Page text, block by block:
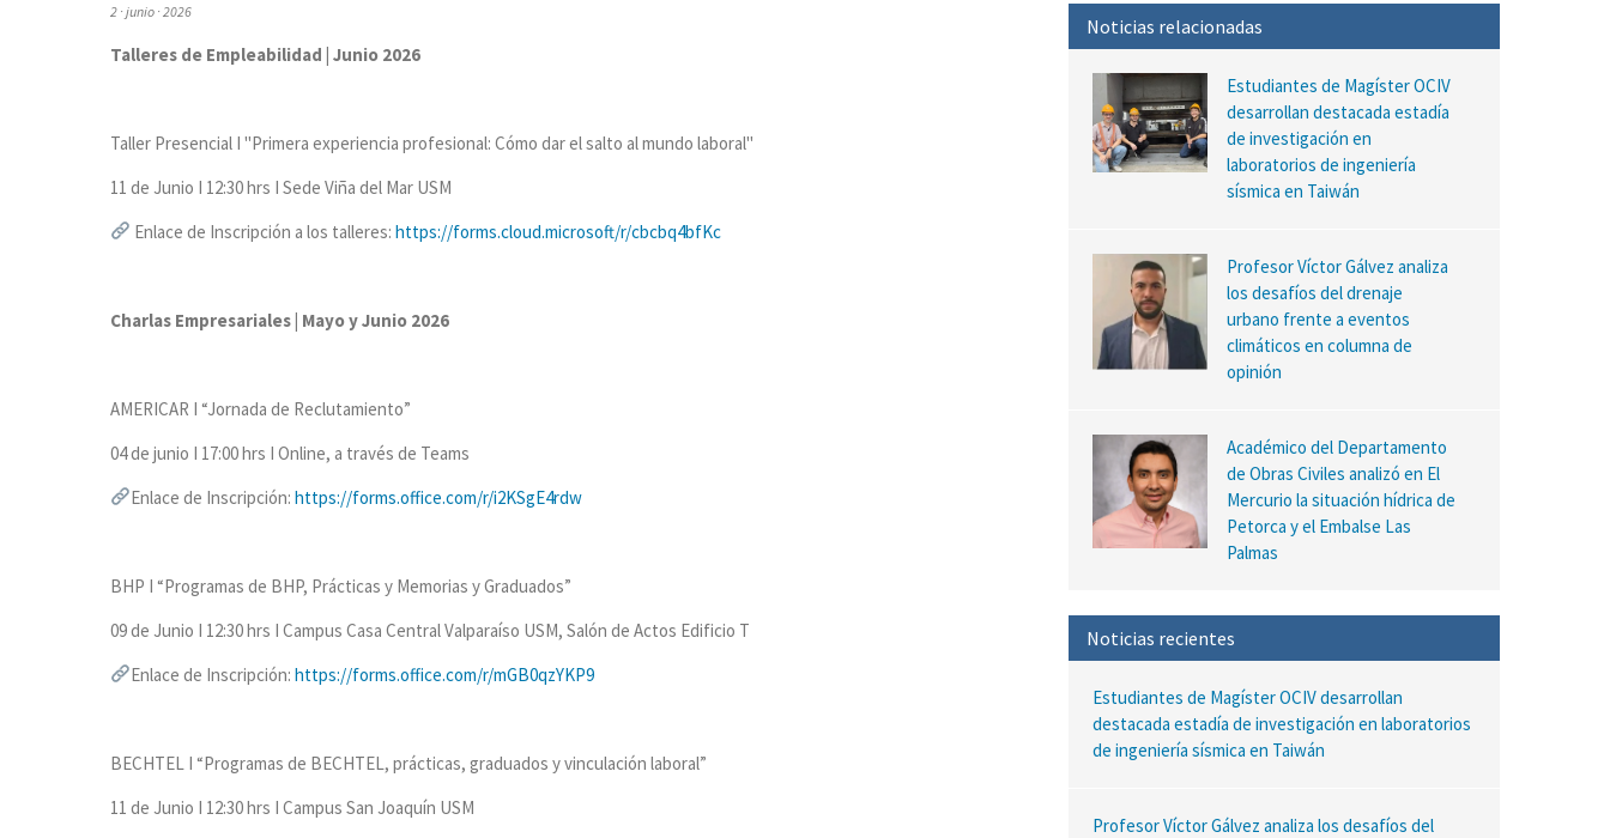
2 · junio · 2026
Talleres de Empleabilidad | Junio 2026
Taller Presencial I "Primera experiencia profesional: Cómo dar el salto al mundo laboral"
11 de Junio I 12:30 hrs I Sede Viña del Mar USM
Enlace de Inscripción a los talleres:https://forms.cloud.microsoft/r/cbcbq4bfKc
Charlas Empresariales | Mayo y Junio 2026
AMERICAR I “Jornada de Reclutamiento”
04 de junio I 17:00 hrs I Online, a través de Teams
Enlace de Inscripción:https://forms.office.com/r/i2KSgE4rdw
BHP I “Programas de BHP, Prácticas y Memorias y Graduados”
09 de Junio I 12:30 hrs I Campus Casa Central Valparaíso USM, Salón de Actos Edificio T
Enlace de Inscripción:https://forms.office.com/r/mGB0qzYKP9
BECHTEL I “Programas de BECHTEL, prácticas, graduados y vinculación laboral”
11 de Junio I 12:30 hrs I Campus San Joaquín USM
Noticias relacionadas
Estudiantes de Magíster OCIV
desarrollan destacada estadía
de investigación en
laboratorios de ingeniería
sísmica en Taiwán
Profesor Víctor Gálvez analiza
los desafíos del drenaje
urbano frente a eventos
climáticos en columna de
opinión
Académico del Departamento
de Obras Civiles analizó en El
Mercurio la situación hídrica de
Petorca y el Embalse Las
Palmas
Noticias recientes
Estudiantes de Magíster OCIV desarrollan
destacada estadía de investigación en laboratorios
de ingeniería sísmica en Taiwán
Profesor Víctor Gálvez analiza los desafíos del